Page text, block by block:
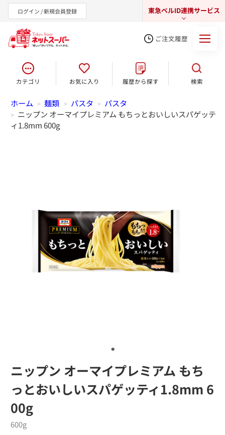
ログイン / 新規会員登録 東急ベルID連携サービス
東急オンラインショップ
ご注文履歴
カテゴリ お気に入り 履歴から探す 検索
ホーム > 麺類 > パスタ > パスタ
> ニップン オーマイプレミアム もちっとおいしいスパゲッテ
ィ1.8mm 600g
ニップン オーマイプレミアム もち
っとおいしいスパゲッティ1.8mm 6
00g
600g